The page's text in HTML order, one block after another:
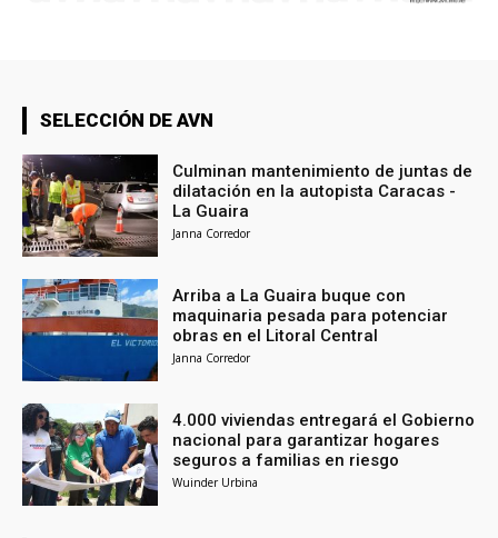
SELECCIÓN DE AVN
Culminan mantenimiento de juntas de
dilatación en la autopista Caracas -
La Guaira
Janna Corredor
Arriba a La Guaira buque con
maquinaria pesada para potenciar
obras en el Litoral Central
Janna Corredor
4.000 viviendas entregará el Gobierno
nacional para garantizar hogares
seguros a familias en riesgo
Wuinder Urbina